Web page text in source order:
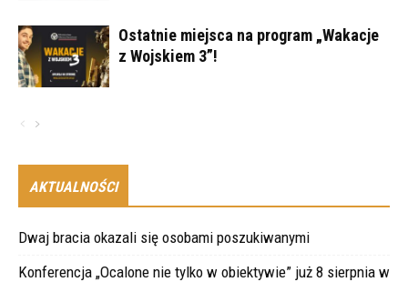
Ostatnie miejsca na program „Wakacje
z Wojskiem 3”!
AKTUALNOŚCI
Dwaj bracia okazali się osobami poszukiwanymi
Konferencja „Ocalone nie tylko w obiektywie” już 8 sierpnia w